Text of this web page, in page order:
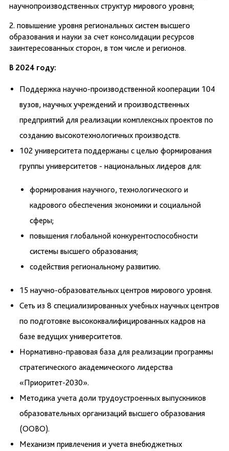
научнопроизводственных структур мирового уровня;
2. повышение уровня региональных систем высшего
образования и науки за счет консолидации ресурсов
заинтересованных сторон, в том числе и регионов.
В 2024 году:
Поддержка научно-производственной кооперации 104
вузов, научных учреждений и производственных
предприятий для реализации комплексных проектов по
созданию высокотехнологичных производств.
102 университета поддержаны с целью формирования
группы университетов - национальных лидеров для:
формирования научного, технологического и
кадрового обеспечения экономики и социальной
сферы;
повышения глобальной конкурентоспособности
системы высшего образования;
содействия региональному развитию.
15 научно-образовательных центров мирового уровня.
Сеть из 8 специализированных учебных научных центров
по подготовке высококвалифицированных кадров на
базе ведущих университетов.
Нормативно-правовая база для реализации программы
стратегического академического лидерства
«Приоритет-2030».
Методика учета доли трудоустроенных выпускников
образовательных организаций высшего образования
(ООВО).
Механизм привлечения и учета внебюджетных